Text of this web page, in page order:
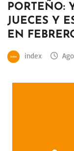
PORTEÑO:
JUECES Y
EN
index